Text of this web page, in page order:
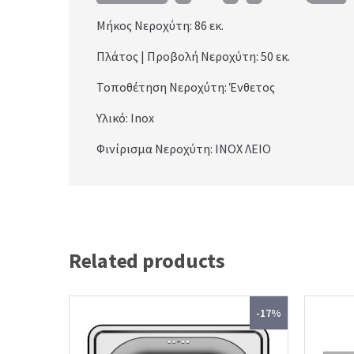
Μήκος Νεροχύτη: 86 εκ.
Πλάτος | Προβολή Νεροχύτη: 50 εκ.
Τοποθέτηση Νεροχύτη: Ένθετος
Υλικό: Inox
Φινίρισμα Νεροχύτη: INOX ΛΕΙΟ
Related products
-17%